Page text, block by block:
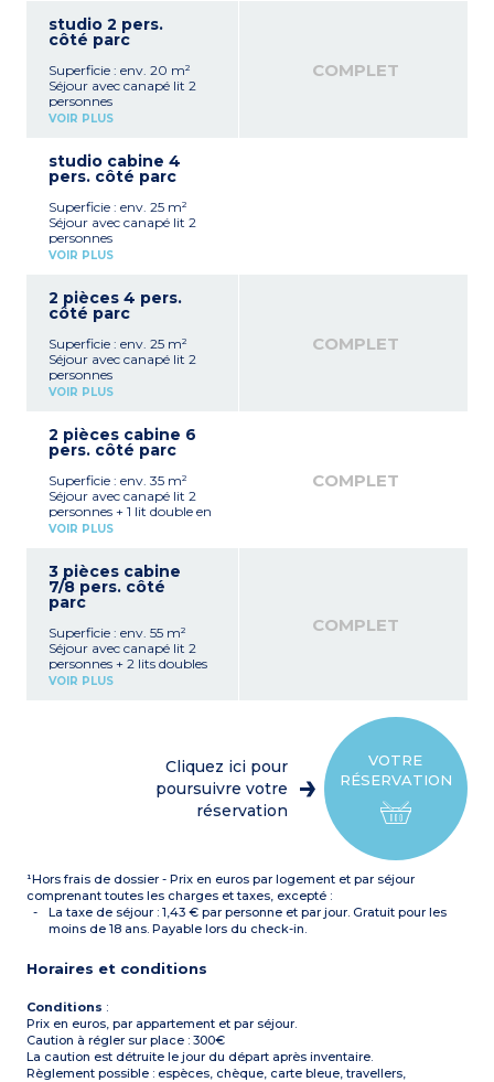
studio 2 pers.
côté parc
Superficie : env. 20 m²
Séjour avec canapé lit 2
personnes
Kitchenette équipée
lave-vaisselle)
Salle de bain ou de douche
TV
Avec ou sans balcon
VOIR PLUS
COMPLET
studio cabine 4
pers. côté parc
Superficie : env. 25 m²
Séjour avec canapé lit 2
personnes
Cabine avec 2 lits
(plaque vitrocéramique ou
à induction, micro-ondes,
Salle de bain ou de douche
avec WC
TV
Avec ou sans balcon
VOIR PLUS
2 pièces 4 pers.
côté parc
Superficie : env. 25 m²
Séjour avec canapé lit 2
personnes
Kitchenette équipée
lave-vaisselle)
Coin nuit avec 1 lit double
En rez-de-chaussée avec
terrasse
TV
VOIR PLUS
COMPLET
2 pièces cabine 6
pers. côté parc
Superficie : env. 35 m²
Séjour avec canapé lit 2
personnes + 1 lit double en
mezzanine ou dans le
(plaque vitrocéramique ou
à induction, micro-ondes,
lave-vaisselle)
superposés ou 2 lits
gigogne dans la
mezzanine à côté du
grand lit
Tous en duplex et au 2e
étage du bâtiment sans
VOIR PLUS
COMPLET
3 pièces cabine
7/8 pers. côté
parc
Superficie : env. 55 m²
Séjour avec canapé lit 2
personnes + 2 lits doubles
en étage (1 mezzanine + 1
Séjour avec canapé lit 2
personnes + 2 lits doubles
en étage (2 chambres) + 2
lits superposés dans le
lave-vaisselle)
Salle de bains et de douche,
WC
TV
VOIR PLUS
COMPLET
VOTRE
RÉSERVATION
Cliquez ici pour
poursuivre votre
réservation
¹Hors frais de dossier - Prix en euros par logement et par séjour
comprenant toutes les charges et taxes, excepté :
La taxe de séjour : 1,43 € par personne et par jour. Gratuit pour les
moins de 18 ans. Payable lors du check-in.
Horaires et conditions
Conditions :
Prix en euros, par appartement et par séjour.
Caution à régler sur place : 300€
La caution est détruite le jour du départ après inventaire.
Règlement possible : espèces, chèque, carte bleue, travellers,